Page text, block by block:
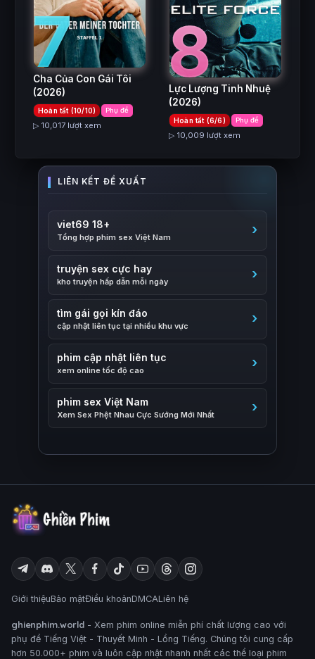
7
Cha Của Con Gái Tôi
(2026)
Hoàn tất (10/10) Phụ đề
▷ 10,017 lượt xem
8
Lực Lượng Tinh Nhuệ
(2026)
Hoàn tất (6/6) Phụ đề
▷ 10,009 lượt xem
viet69 18+
Tổng hợp phim sex Việt Nam
truyện sex cực hay
kho truyện hấp dẫn mỗi ngày
tìm gái gọi kín đáo
cập nhật liên tục tại nhiều khu vực
phim cập nhật liên tục
xem online tốc độ cao
phim sex Việt Nam
Xem Sex Phệt Nhau Cực Sướng Mới Nhất
Giới thiệuBảo mậtĐiều khoảnDMCALiên hệ
ghienphim.world - Xem phim online miễn phí chất lượng cao với
phụ đề Tiếng Việt - Thuyết Minh - Lồng Tiếng. Chúng tôi cung cấp
hơn 50.000+ phim và luôn cập nhật nhanh nhất các thể loại phim